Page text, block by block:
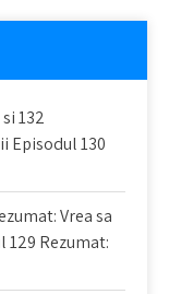
132
Episodul 130
Vrea sa
129 Rezumat: